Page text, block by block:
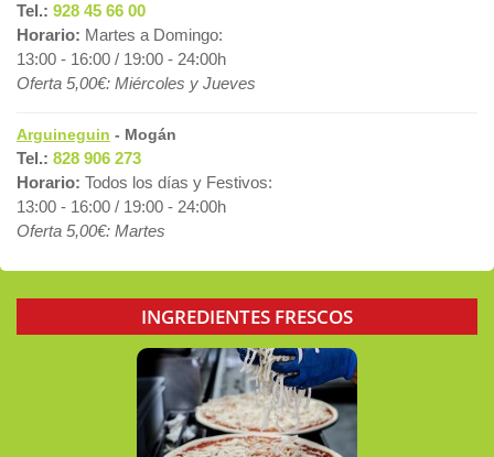
Tel.: 928 45 66 00
Horario: Martes a Domingo:
13:00 - 16:00 / 19:00 - 24:00h
Oferta 5,00€: Miércoles y Jueves
Arguineguin - Mogán
Tel.: 828 906 273
Horario: Todos los días y Festivos:
13:00 - 16:00 / 19:00 - 24:00h
Oferta 5,00€: Martes
INGREDIENTES FRESCOS